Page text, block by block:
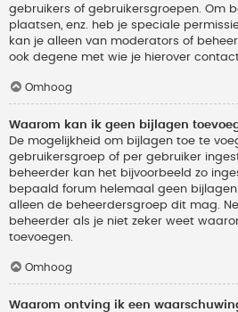
gebruikers of gebruikersgroepen. Om
plaatsen, enz. heb je speciale
kan je alleen van moderators of
ook degene met wie je hierover
Omhoog
Waarom kan ik geen bijlagen
De mogelijkheid om bijlagen toe te
gebruikersgroep of per gebruiker
beheerder kan het bijvoorbeeld zo
bepaald forum helemaal geen
alleen de beheerdersgroep dit mag.
beheerder als je niet zeker weet
toevoegen.
Omhoog
Waarom ontving ik een